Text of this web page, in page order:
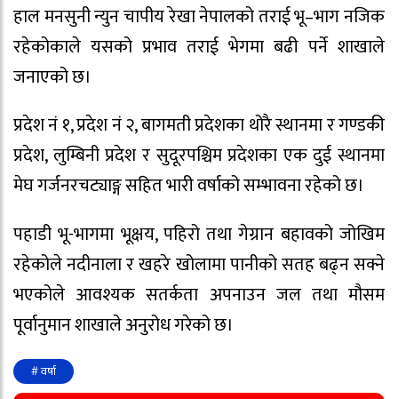
हाल मनसुनी न्युन चापीय रेखा नेपालको तराई भू–भाग नजिक
रहेकोकाले यसको प्रभाव तराई भेगमा बढी पर्ने शाखाले
जनाएको छ।
प्रदेश नं १, प्रदेश नं २, बागमती प्रदेशका थोरै स्थानमा र गण्डकी
प्रदेश, लुम्बिनी प्रदेश र सुदूरपश्चिम प्रदेशका एक दुई स्थानमा
मेघ गर्जनरचट्याङ्ग सहित भारी वर्षाको सम्भावना रहेको छ।
पहाडी भू-भागमा भूक्षय, पहिरो तथा गेग्रान बहावको जोखिम
रहेकोले नदीनाला र खहरे खोलामा पानीको सतह बढ्न सक्ने
भएकोले आवश्यक सतर्कता अपनाउन जल तथा मौसम
पूर्वानुमान शाखाले अनुरोध गरेको छ।
# वर्षा